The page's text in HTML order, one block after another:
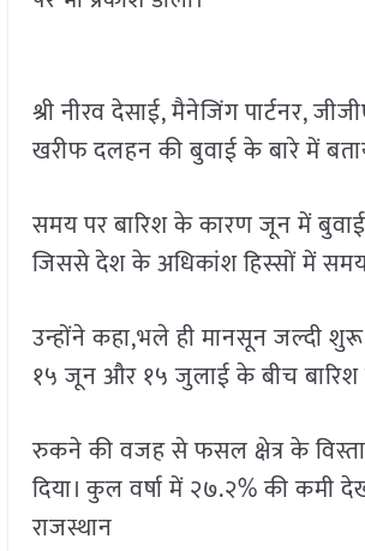
श्री नीरव देसाई, मैनेजिंग पार्टनर,
खरीफ दलहन की बुवाई के बारे में
समय पर बारिश के कारण जून में
जिससे देश के अधिकांश हिस्सों में
उन्होंने कहा,भले ही मानसून जल्दी
१५ जून और १५ जुलाई के बीच
रुकने की वजह से फसल क्षेत्र के
दिया। कुल वर्षा में २७.२% की कमी
राजस्थान